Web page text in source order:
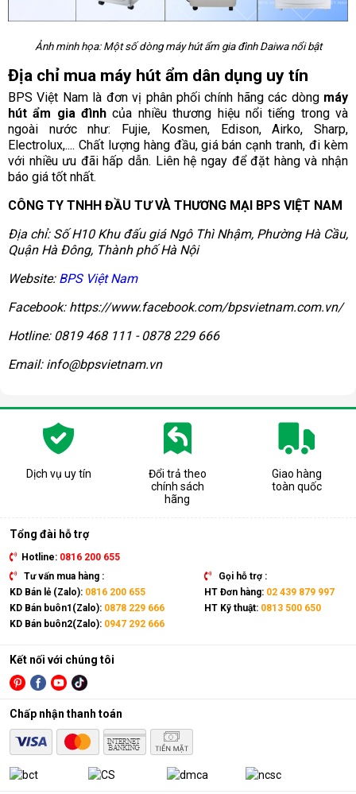
Ảnh minh họa: Một số dòng máy hút ẩm gia đình Daiwa nổi bật
Địa chỉ mua máy hút ẩm dân dụng uy tín
BPS Việt Nam là đơn vị phân phối chính hãng các dòng máy
hút ẩm gia đình của nhiều thương hiệu nổi tiếng trong và
ngoài nước như: Fujie, Kosmen, Edison, Airko, Sharp,
Electrolux,.... Chất lượng hàng đầu, giá bán cạnh tranh, đi kèm
với nhiều ưu đãi hấp dẫn. Liên hệ ngay để đặt hàng và nhận
báo giá tốt nhất.
CÔNG TY TNHH ĐẦU TƯ VÀ THƯƠNG MẠI BPS VIỆT NAM
Địa chỉ: Số H10 Khu đấu giá Ngô Thì Nhậm, Phường Hà Cầu,
Quận Hà Đông, Thành phố Hà Nội
Website: BPS Việt Nam
Facebook: https://www.facebook.com/bpsvietnam.com.vn/
Hotline: 0819 468 111 - 0878 229 666
Email: info@bpsvietnam.vn
Dịch vụ uy tín
Đổi trả theo
chính sách
hãng
Giao hàng
toàn quốc
Tổng đài hỗ trợ
Hotline: 0816 200 655
Tư vấn mua hàng :
KD Bán lẻ (Zalo): 0816 200 655
KD Bán buôn1(Zalo): 0878 229 666
KD Bán buôn2(Zalo): 0947 292 666
Gọi hỗ trợ :
HT Đơn hàng: 02 439 879 997
HT Kỹ thuật: 0813 500 650
Kết nối với chúng tôi
Chấp nhận thanh toán